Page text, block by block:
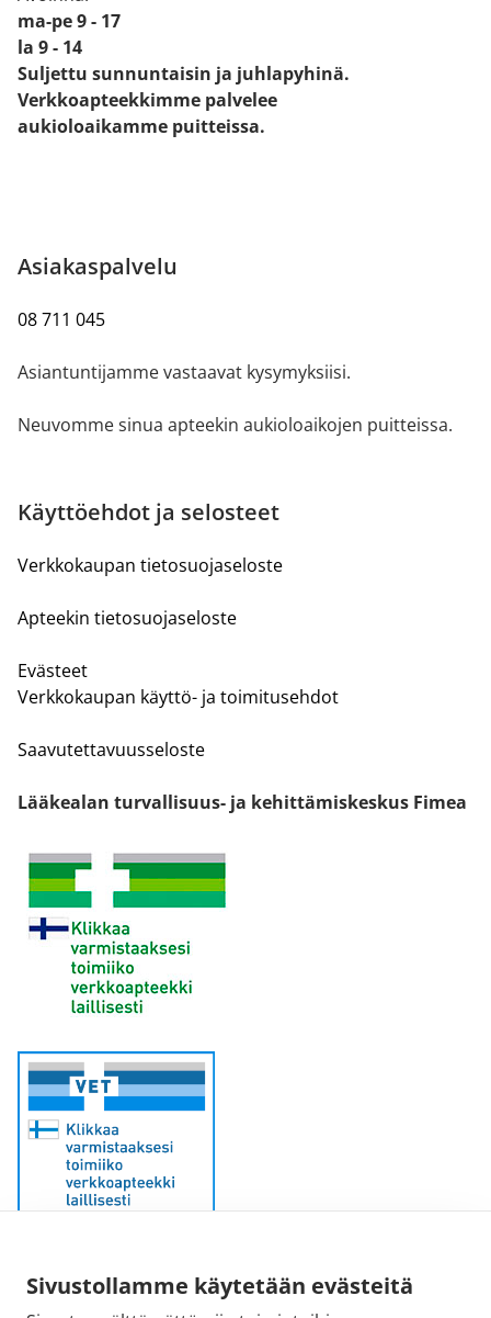
Sivustollamme käytetään evästeitä
ma-pe 9 - 17
la 9 - 14
Suljettu sunnuntaisin ja juhlapyhinä.
Verkkoapteekkimme palvelee
aukioloaikamme puitteissa.
Asiakaspalvelu
08 711 045
Asiantuntijamme vastaavat kysymyksiisi.
Neuvomme sinua apteekin aukioloaikojen puitteissa.
Käyttöehdot ja selosteet
Verkkokaupan tietosuojaseloste
Apteekin tietosuojaseloste
Evästeet
Verkkokaupan käyttö- ja toimitusehdot
Saavutettavuusseloste
Lääkealan turvallisuus- ja kehittämiskeskus Fimea
Sähköpostiosoite: